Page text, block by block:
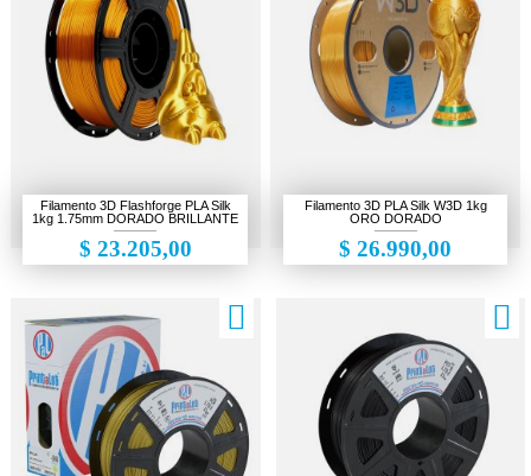
Resinas 3D
Grabadoras Cortadora Laser
Accesorios y Repuestos
Cámaras de seguridad
Electrónica
Gaming
Herramientas
Impresiones 3D
Liquidación
Filamento 3D Flashforge PLA Silk
1kg 1.75mm DORADO BRILLANTE
$ 23.205,00
Filamento 3D PLA Silk W3D 1kg
ORO DORADO
$ 26.990,00